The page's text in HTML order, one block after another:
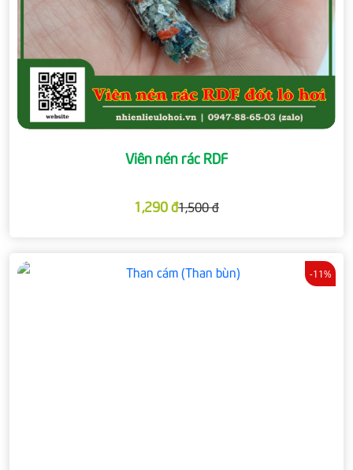
Viên nén rác RDF
1,290 đ1,500 đ
-11%